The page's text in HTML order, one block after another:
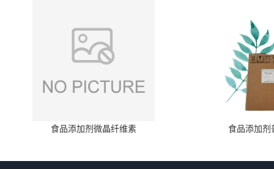
食品添加剂微晶纤维素 食品添加剂